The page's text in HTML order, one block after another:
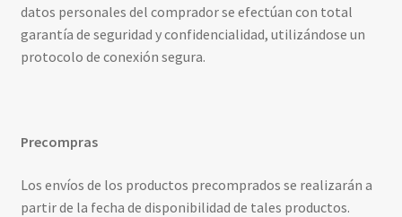
datos personales del comprador se efectúan con total
garantía de seguridad y confidencialidad, utilizándose un
protocolo de conexión segura.
Precompras
Los envíos de los productos precomprados se realizarán a
partir de la fecha de disponibilidad de tales productos.